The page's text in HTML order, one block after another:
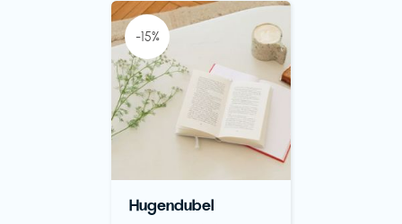
-15%
Hugendubel